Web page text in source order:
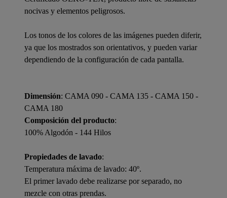
nocivas y elementos peligrosos.
Los tonos de los colores de las imágenes pueden diferir,
ya que los mostrados son orientativos, y pueden variar
dependiendo de la configuración de cada pantalla.
Dimensión: CAMA 090 - CAMA 135 - CAMA 150 -
CAMA 180
Composición del producto:
100% Algodón - 144 Hilos
Propiedades de lavado:
Temperatura máxima de lavado: 40º.
El primer lavado debe realizarse por separado, no
mezcle con otras prendas.